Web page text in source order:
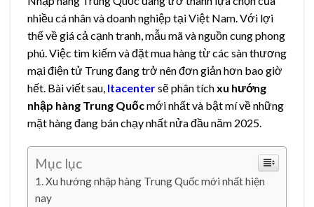
nhiều cá nhân và doanh nghiệp tại Việt Nam. Với lợi
thế về giá cả cạnh tranh, mẫu mã và nguồn cung phong
phú. Việc tìm kiếm và đặt mua hàng từ các sàn thương
mại điện tử Trung đang trở nên đơn giản hơn bao giờ
hết. Bài viết sau, Itacentersẽ phân tíchxu hướng
nhập hàng Trung Quốcmới nhất và bật mí về những
mặt hàng đang bán chạy nhất nửa đầu năm 2025.
Mục lục
Xu hướng nhập hàng Trung Quốc mới nhất hiện
nay